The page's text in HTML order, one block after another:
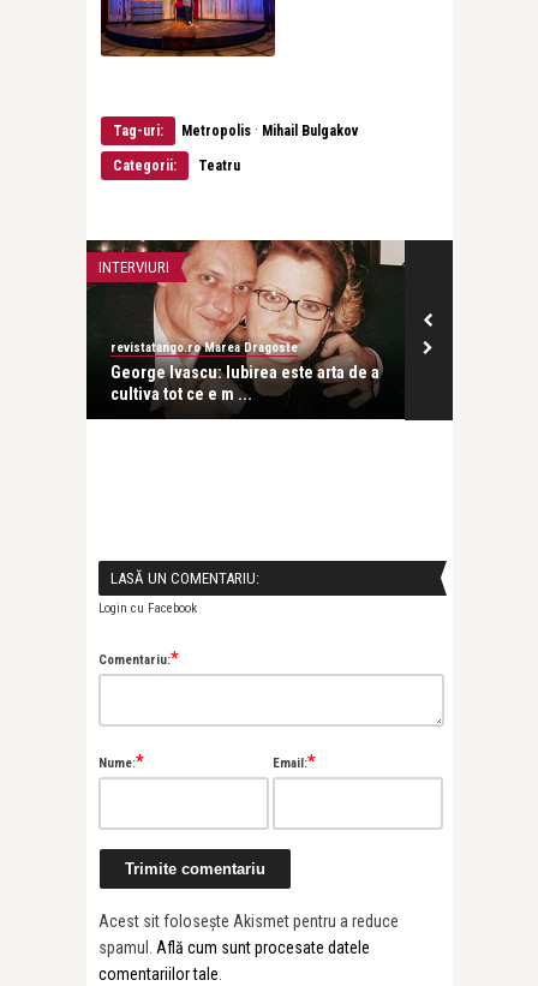
Tag-uri: Metropolis · Mihail Bulgakov
Categorii: Teatru
INTERVIURI
revistatango.ro Marea Dragoste
George Ivascu: Iubirea este arta de a
cultiva tot ce e m ...
LASĂ UN COMENTARIU:
Login cu Facebook
Comentariu:*
Nume:* Email:*
Acest sit folosește Akismet pentru a reduce
spamul. Află cum sunt procesate datele
comentariilor tale.